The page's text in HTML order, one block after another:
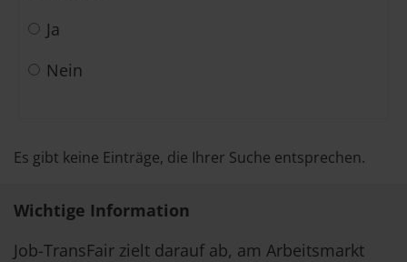
Ja
Nein
Es gibt keine Einträge, die Ihrer Suche entsprechen.
Wichtige Information
Job-TransFair zielt darauf ab, am Arbeitsmarkt
News
Standorte